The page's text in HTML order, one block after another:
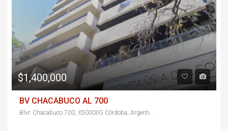
$1,400,000
BV CHACABUCO AL 700
Blvr. Chacabuco 700, X5000IIG Córdoba, Argentina